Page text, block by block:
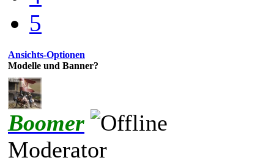
5
Ansichts-Optionen
Modelle und Banner?
Boomer
Moderator